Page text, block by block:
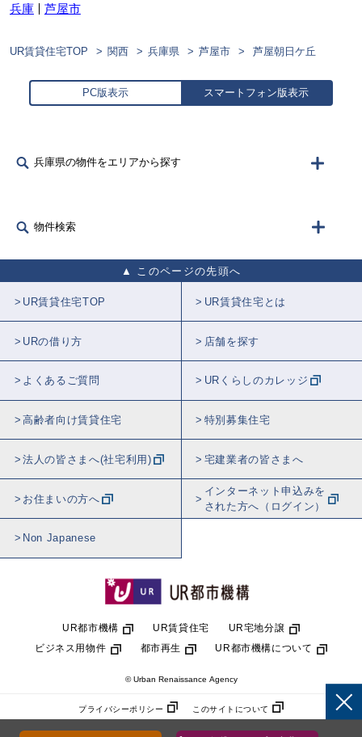
兵庫
芦屋市
UR賃貸住宅TOP 関西 兵庫県 芦屋市 芦屋朝日ケ丘
PC版表示 スマートフォン版表示
兵庫県の物件をエリアから探す
物件検索
このページの先頭へ
UR賃貸住宅TOP UR賃貸住宅とは
URの借り方 店舗を探す
よくあるご質問 URくらしのカレッジ
高齢者向け賃貸住宅 特別募集住宅
法人の皆さまへ(社宅利用) 宅建業者の皆さまへ
お住まいの方へ
インターネット申込みを
された方へ（ログイン）
Non Japanese
UR都市機構 UR賃貸住宅
UR宅地分譲
ビジネス用物件
都市再生 UR都市機構について
© Urban Renaissance Agency
プライバシーポリシー このサイトについて